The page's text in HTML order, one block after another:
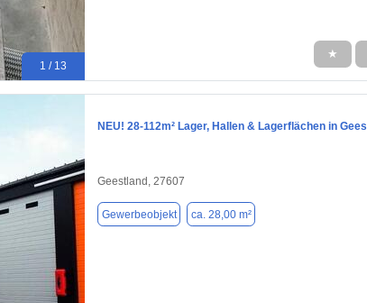
1 / 13
★
NEU! 28-112m² Lager, Hallen & Lagerflächen in
Geestland, 27607
Gewerbeobjekt ca. 28,00 m²